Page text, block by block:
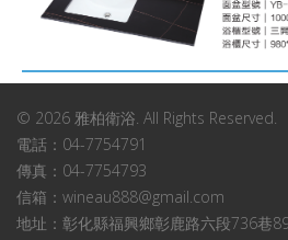
© 2026 雅柏衛浴. All Rights Reserved.
電話：04-7754791
傳真：04-7754793
信箱：wineau888@gmail.com
地址：彰化縣福興鄉彰鹿路六段736巷